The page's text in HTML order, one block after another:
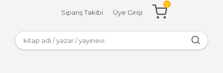
Sipariş Takibi Üye Girişi
0